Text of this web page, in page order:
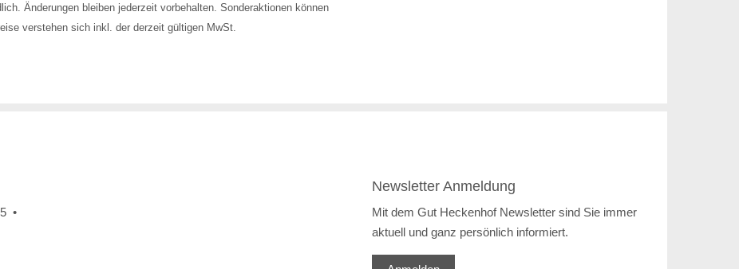
Änderungen bleiben jederzeit vorbehalten. Sonderaktionen können
verstehen sich inkl. der derzeit gültigen MwSt.
•
Newsletter Anmeldung
Mit dem Gut Heckenhof Newsletter sind Sie immer
aktuell und ganz persönlich informiert.